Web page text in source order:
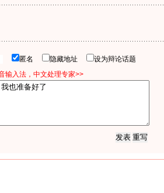
匿名 隐藏地址
设为辩论话题
输入法，中文处理专家>>